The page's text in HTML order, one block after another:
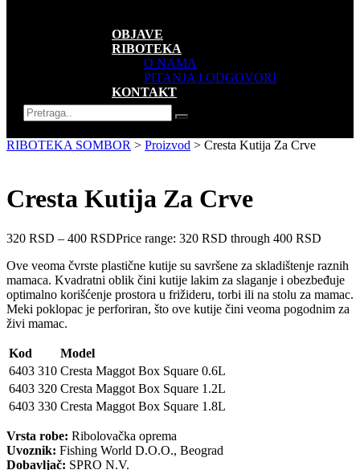
OBJAVE
RIBOTEKA
O NAMA
PITANJA I ODGOVORI
KONTAKT
RIBOTEKA SOMBOR > Proizvod > Cresta Kutija Za Crve
Cresta Kutija Za Crve
320 RSD – 400 RSDPrice range: 320 RSD through 400 RSD
Ove veoma čvrste plastične kutije su savršene za skladištenje raznih
mamaca. Kvadratni oblik čini kutije lakim za slaganje i obezbeđuje
optimalno korišćenje prostora u frižideru, torbi ili na stolu za mamac.
Meki poklopac je perforiran, što ove kutije čini veoma pogodnim za
živi mamac.
Kod
Model
6403 310 Cresta Maggot Box Square 0.6L
6403 320 Cresta Maggot Box Square 1.2L
6403 330 Cresta Maggot Box Square 1.8L
Vrsta robe: Ribolovačka oprema
Uvoznik: Fishing World D.O.O., Beograd
Dobavljač: SPRO N.V.